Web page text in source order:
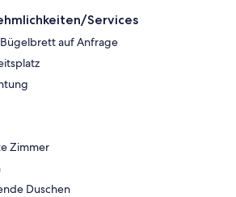
Services
auf Anfrage
Zimmer
Duschen